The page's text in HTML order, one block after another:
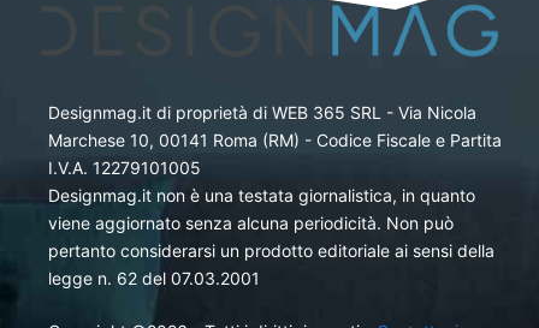
Designmag.it di proprietà di WEB 365 SRL - Via Nicola
Marchese 10, 00141 Roma (RM) - Codice Fiscale e Partita
I.V.A. 12279101005
Designmag.it non è una testata giornalistica, in quanto
viene aggiornato senza alcuna periodicità. Non può
pertanto considerarsi un prodotto editoriale ai sensi della
legge n. 62 del 07.03.2001